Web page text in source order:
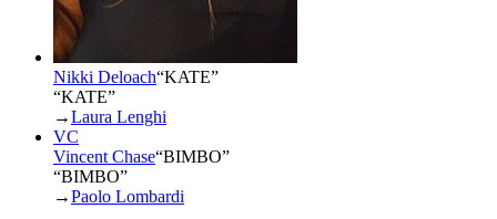
Nikki Deloach“KATE”
“KATE”
→Laura Lenghi
VC
Vincent Chase“BIMBO”
“BIMBO”
→Paolo Lombardi